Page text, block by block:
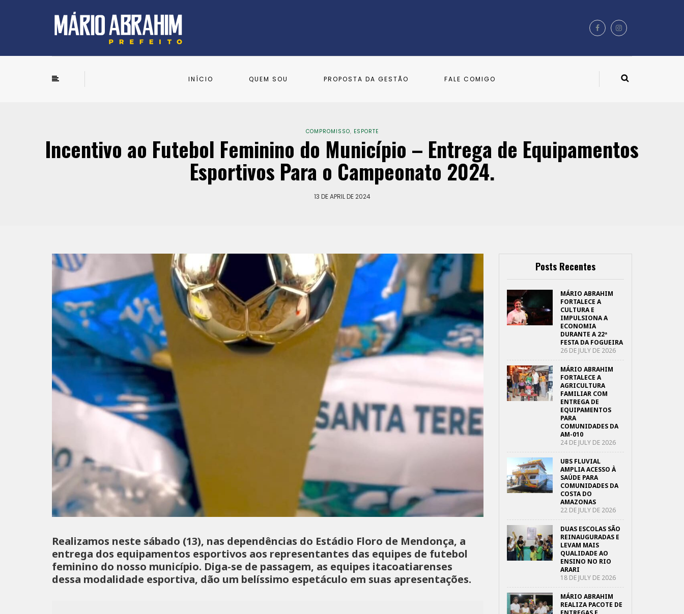
INÍCIO QUEM SOU PROPOSTA DA GESTÃO FALE COMIGO
COMPROMISSO, ESPORTE
Incentivo ao Futebol Feminino do Município – Entrega de Equipamentos
Esportivos Para o Campeonato 2024.
13 DE APRIL DE 2024
Realizamos neste sábado (13), nas dependências do Estádio Floro de Mendonça, a
entrega dos equipamentos esportivos aos representantes das equipes de futebol
feminino do nosso município. Diga-se de passagem, as equipes itacoatiarenses
dessa modalidade esportiva, dão um belíssimo espetáculo em suas apresentações.
Posts Recentes
MÁRIO ABRAHIM
FORTALECE A
CULTURA E
IMPULSIONA A
ECONOMIA
DURANTE A 22ª
FESTA DA FOGUEIRA
26 DE JULY DE 2026
MÁRIO ABRAHIM
FORTALECE A
AGRICULTURA
FAMILIAR COM
ENTREGA DE
EQUIPAMENTOS
PARA
COMUNIDADES DA
AM-010
24 DE JULY DE 2026
UBS FLUVIAL
AMPLIA ACESSO À
SAÚDE PARA
COMUNIDADES DA
COSTA DO
AMAZONAS
22 DE JULY DE 2026
DUAS ESCOLAS SÃO
REINAUGURADAS E
LEVAM MAIS
QUALIDADE AO
ENSINO NO RIO
ARARI
18 DE JULY DE 2026
MÁRIO ABRAHIM
REALIZA PACOTE DE